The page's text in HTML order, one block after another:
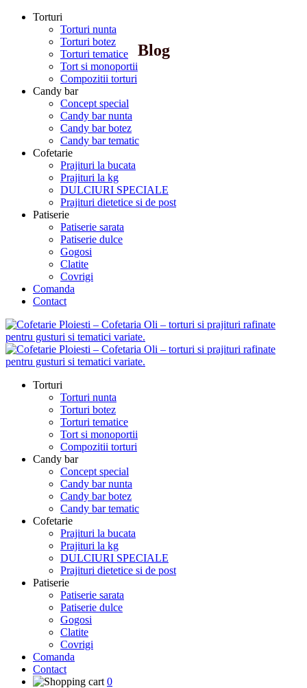
Torturi
Torturi nunta
Torturi botez
Torturi tematice
Tort si monoportii
Compozitii torturi
Candy bar
Concept special
Candy bar nunta
Candy bar botez
Candy bar tematic
Cofetarie
Prajituri la bucata
Prajituri la kg
DULCIURI SPECIALE
Prajituri dietetice si de post
Patiserie
Patiserie sarata
Patiserie dulce
Gogosi
Clatite
Covrigi
Comanda
Contact
Torturi
Torturi nunta
Torturi botez
Torturi tematice
Tort si monoportii
Compozitii torturi
Candy bar
Concept special
Candy bar nunta
Candy bar botez
Candy bar tematic
Cofetarie
Prajituri la bucata
Prajituri la kg
DULCIURI SPECIALE
Prajituri dietetice si de post
Patiserie
Patiserie sarata
Patiserie dulce
Gogosi
Clatite
Covrigi
Comanda
Contact
0
Blog